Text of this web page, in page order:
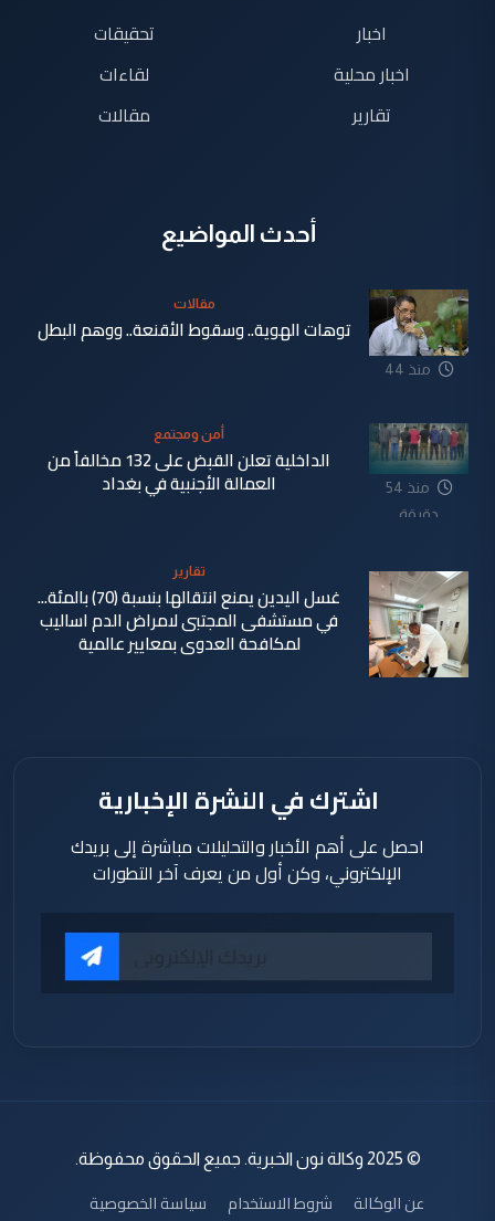
اخبار
اخبار محلية
تقارير
تحقيقات
لقاءات
مقالات
أحدث المواضيع
منذ 44
مقالات
توهات الهوية.. وسقوط الأقنعة.. ووهم البطل
منذ 54
دقيقة
أمن ومجتمع
الداخلية تعلن القبض على 132 مخالفاً من
العمالة الأجنبية في بغداد
تقارير
غسل اليدين يمنع انتقالها بنسبة (70) بالمئة...
في مستشفى المجتبى لامراض الدم اساليب
لمكافحة العدوى بمعايير عالمية
اشترك في النشرة الإخبارية
احصل على أهم الأخبار والتحليلات مباشرة إلى بريدك
الإلكتروني، وكن أول من يعرف آخر التطورات
© 2025 وكالة نون الخبرية. جميع الحقوق محفوظة.
عن الوكالة شروط الاستخدام
سياسة الخصوصية